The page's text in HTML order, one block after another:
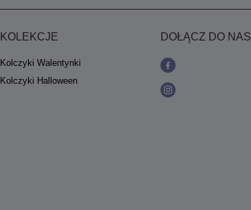
KOLEKCJE
Kolczyki Walentynki
Kolczyki Halloween
DOŁĄCZ DO NAS